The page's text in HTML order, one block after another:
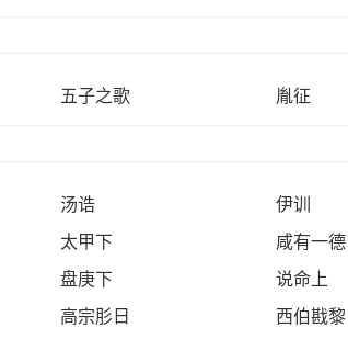
五子之歌 胤征
汤诰
伊训
太甲下
咸有一德
盘庚下
说命上
高宗肜日
西伯戡黎